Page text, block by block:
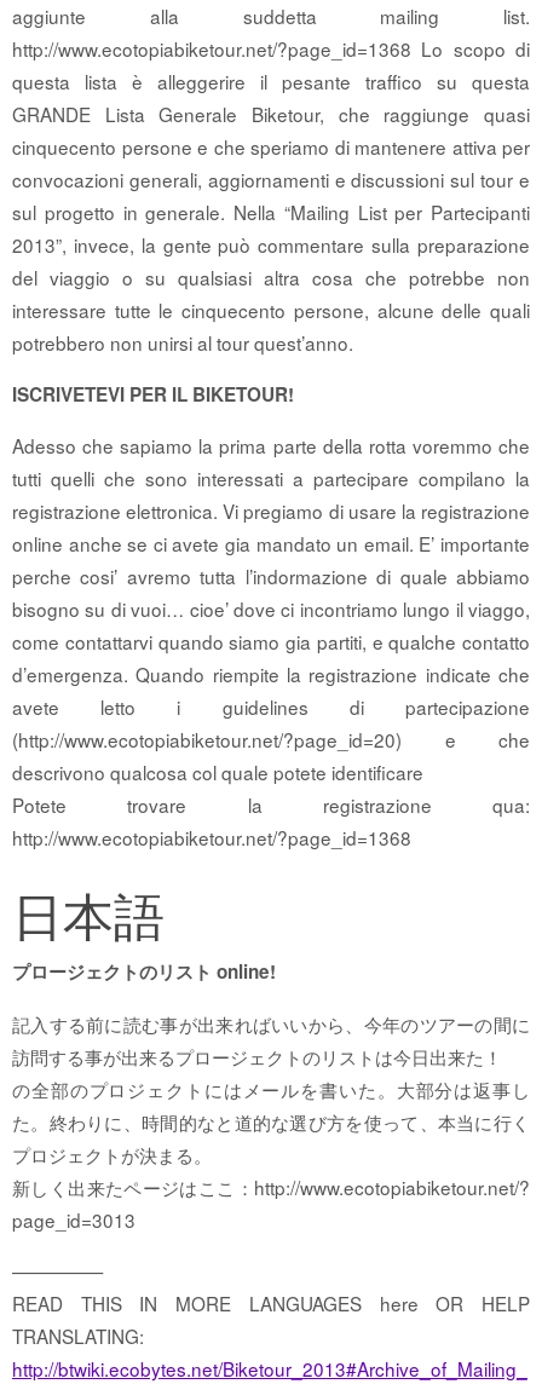
aggiunte alla suddetta mailing list.
http://www.ecotopiabiketour.net/?page_id=1368 Lo scopo di
questa lista è alleggerire il pesante traffico su questa
GRANDE Lista Generale Biketour, che raggiunge quasi
cinquecento persone e che speriamo di mantenere attiva per
convocazioni generali, aggiornamenti e discussioni sul tour e
sul progetto in generale. Nella “Mailing List per Partecipanti
2013”, invece, la gente può commentare sulla preparazione
del viaggio o su qualsiasi altra cosa che potrebbe non
interessare tutte le cinquecento persone, alcune delle quali
potrebbero non unirsi al tour quest’anno.
ISCRIVETEVI PER IL BIKETOUR!
Adesso che sapiamo la prima parte della rotta voremmo che
tutti quelli che sono interessati a partecipare compilano la
registrazione elettronica. Vi pregiamo di usare la registrazione
online anche se ci avete gia mandato un email. E’ importante
perche cosi’ avremo tutta l’indormazione di quale abbiamo
bisogno su di vuoi… cioe’ dove ci incontriamo lungo il viaggo,
come contattarvi quando siamo gia partiti, e qualche contatto
d’emergenza. Quando riempite la registrazione indicate che
avete letto i guidelines di partecipazione
(http://www.ecotopiabiketour.net/?page_id=20) e che
descrivono qualcosa col quale potete identificare
Potete trovare la registrazione qua:
http://www.ecotopiabiketour.net/?page_id=1368
日本語
プロージェクトのリスト online!
記入する前に読む事が出来ればいいから、今年のツアーの間に
訪問する事が出来るプロージェクトのリストは今日出来た！
の全部のプロジェクトにはメールを書いた。大部分は返事し
た。終わりに、時間的なと道的な選び方を使って、本当に行く
プロジェクトが決まる。
新しく出来たページはここ：http://www.ecotopiabiketour.net/?
page_id=3013
—————
READ THIS IN MORE LANGUAGES here OR HELP
TRANSLATING:
http://btwiki.ecobytes.net/Biketour_2013#Archive_of_Mailing_